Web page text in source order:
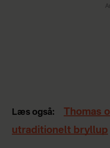
Læs også:
Thomas
utraditionelt bryllup